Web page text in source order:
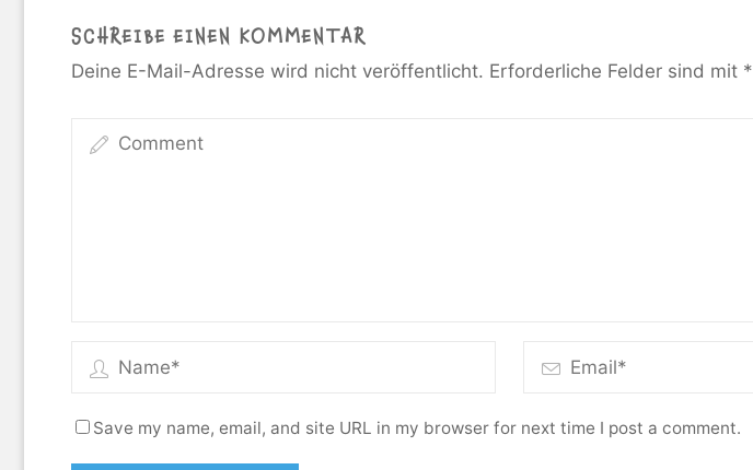
SCHREIBE EINEN KOMMENTAR
Deine E-Mail-Adresse wird nicht veröffentlicht. Erforderliche Felder sind mit *
Save my name, email, and site URL in my browser for next time I post a comment.